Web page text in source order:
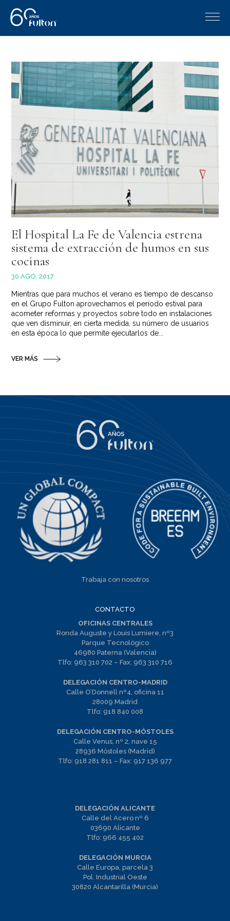
El Hospital La Fe de Valencia estrena
sistema de extracción de humos en sus
cocinas
30 AGO, 2017
Mientras que para muchos el verano es tiempo de descanso
en el Grupo Fulton aprovechamos el período estival para
acometer reformas y proyectos sobre todo en instalaciones
que ven disminuir, en cierta medida, su número de usuarios
en esta época lo que permite ejecutarlos de...
VER MÁS
Trabaja con nosotros
CONTACTO
OFICINAS CENTRALES
Ronda Auguste y Louis Lumiere, nº3
Parque Tecnológico
46980 Paterna (Valencia)
Tlfo: 963 310 702 – Fax: 963 310 716
DELEGACIÓN CENTRO-MADRID
Calle O’Donnell nº4, oficina 11
28009 Madrid
Tlfo: 918 840 008
DELEGACIÓN CENTRO-MÓSTOLES
Calle Venus, nº 2, nave 15
28936 Móstoles (Madrid)
Tlfo: 918 281 811 – Fax: 917 136 977
DELEGACIÓN ALICANTE
Calle del Acero nº 6
03690 Alicante
Tlfo: 966 455 402
DELEGACIÓN MURCIA
Calle Europa, parcela 3
Pol. Industrial Oeste
30820 Alcantarilla (Murcia)